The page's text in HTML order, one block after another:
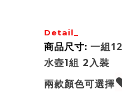
Detail_
商品尺寸: 一組
水壺1組 2入裝
兩款顏色可選擇